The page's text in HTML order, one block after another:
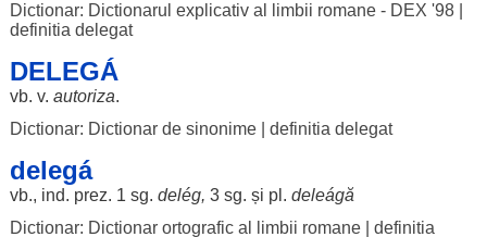
Dictionar: Dictionarul explicativ al limbii romane - DEX '98|
definitia delegat
DELEGÁ
vb. v. autoriza.
Dictionar: Dictionar de sinonime| definitia delegat
delegá
vb., ind. prez. 1 sg. delég, 3 sg. și pl. deleágă
Dictionar: Dictionar ortografic al limbii romane| definitia